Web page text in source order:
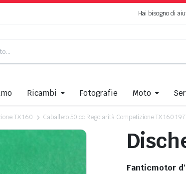
Hai bisogno di
Ricambi Fotografie Moto
TX 160 Caballero 50 cc Regolarità Competizione TX 160
Fanticmotor